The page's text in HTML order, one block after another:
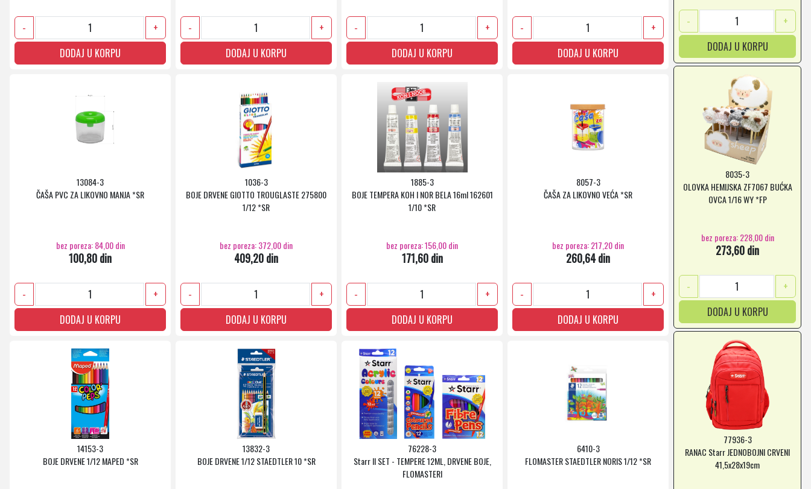
-
+
DODAJ U KORPU
-
+
DODAJ U KORPU
-
+
DODAJ U KORPU
-
+
DODAJ U KORPU
13084-3
ČAŠA PVC ZA LIKOVNO MANJA *SR
bez poreza: 84,00 din
100,80 din
-
+
DODAJ U KORPU
1036-3
BOJE DRVENE GIOTTO TROUGLASTE 275800
1/12 *SR
bez poreza: 372,00 din
409,20 din
-
+
DODAJ U KORPU
1885-3
BOJE TEMPERA KOH I NOR BELA 16ml 162601
1/10 *SR
bez poreza: 156,00 din
171,60 din
-
+
DODAJ U KORPU
8057-3
ČAŠA ZA LIKOVNO VEĆA *SR
bez poreza: 217,20 din
260,64 din
-
+
DODAJ U KORPU
14153-3
BOJE DRVENE 1/12 MAPED *SR
13832-3
BOJE DRVENE 1/12 STAEDTLER 10 *SR
76228-3
Starr II SET - TEMPERE 12ML, DRVENE BOJE,
FLOMASTERI
6410-3
FLOMASTER STAEDTLER NORIS 1/12 *SR
-
+
DODAJ U KORPU
8035-3
OLOVKA HEMIJSKA ZF7067 BUĆKA
OVCA 1/16 WY *FP
bez poreza: 228,00 din
273,60 din
-
+
DODAJ U KORPU
77936-3
RANAC Starr JEDNOBOJNI CRVENI
41,5x28x19cm